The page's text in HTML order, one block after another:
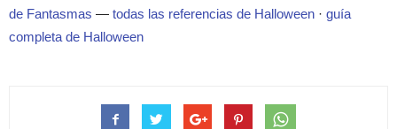
de Fantasmas — todas las referencias de Halloween · guía
completa de Halloween